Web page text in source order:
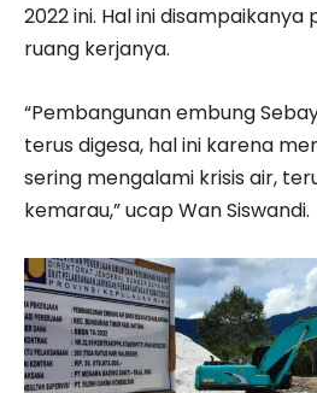
2022 ini. Hal ini
ruang kerjanya.
“Pembangunan embung
terus digesa, hal ini karena
sering mengalami krisis air,
kemarau,” ucap Wan Siswandi.